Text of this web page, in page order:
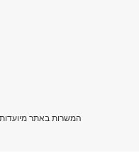
המשרות באתר